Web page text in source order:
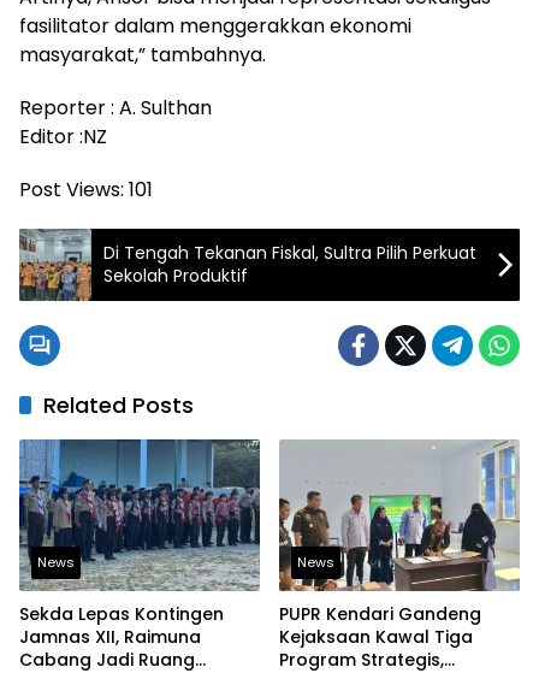
fasilitator dalam menggerakkan ekonomi
masyarakat,” tambahnya.
Reporter : A. Sulthan
Editor :NZ
Post Views: 101
Di Tengah Tekanan Fiskal, Sultra Pilih Perkuat
Sekolah Produktif
Related Posts
News
Sekda Lepas Kontingen
Jamnas XII, Raimuna
Cabang Jadi Ruang
News
PUPR Kendari Gandeng
Kejaksaan Kawal Tiga
Program Strategis,